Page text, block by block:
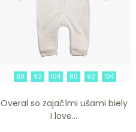
Overal so zajačími ušami biely
I love...
80 92 104 80 92 104